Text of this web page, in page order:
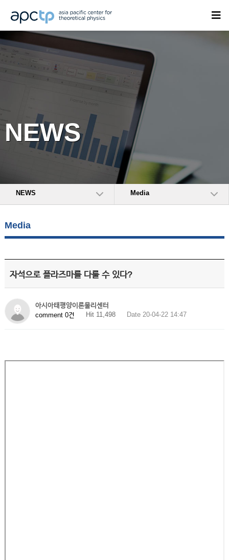
NEWS
NEWS Media
Media
자석으로 플라즈마를 다룰 수 있다?
아시아태평양이론물리센터
comment 0건
Hit 11,498 Date 20-04-22 14:47